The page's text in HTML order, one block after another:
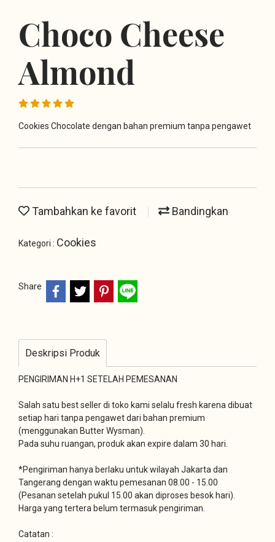
Choco Cheese
Almond
Cookies Chocolate dengan bahan premium tanpa pengawet
Tambahkan ke favorit Bandingkan
Kategori : Cookies
Share
Deskripsi Produk
PENGIRIMAN H+1 SETELAH PEMESANAN
Salah satu best seller di toko kami selalu fresh karena dibuat
setiap hari tanpa pengawet dari bahan premium
(menggunakan Butter Wysman).
Pada suhu ruangan, produk akan expire dalam 30 hari.
*Pengiriman hanya berlaku untuk wilayah Jakarta dan
Tangerang dengan waktu pemesanan 08.00 - 15.00
(Pesanan setelah pukul 15.00 akan diproses besok hari).
Harga yang tertera belum termasuk pengiriman.
Catatan :